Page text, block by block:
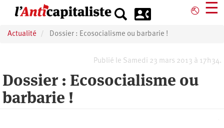
principal
⎋ ☰
Actualité Dossier : Ecosocialisme ou barbarie !
Publié le Samedi 23 mars 2013 à 17h34.
Dossier : Ecosocialisme ou
barbarie !